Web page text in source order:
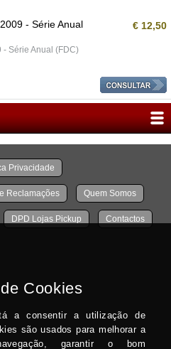
- Série Anual
- Série Anual (FDC)
€ 12,50
Privacidade
Reclamações Quem Somos
DPD Lojas Pickup Contactos